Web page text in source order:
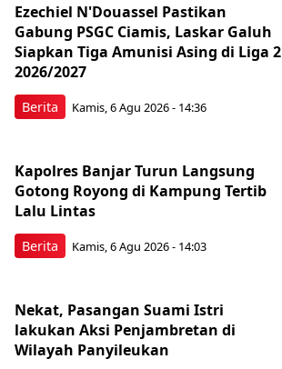
Berita
Ezechiel N'Douassel Pastikan
Gabung PSGC Ciamis, Laskar Galuh
Siapkan Tiga Amunisi Asing di Liga 2
2026/2027
Kamis, 6 Agu 2026 - 14:36
Berita
Kapolres Banjar Turun Langsung
Gotong Royong di Kampung Tertib
Lalu Lintas
Kamis, 6 Agu 2026 - 14:03
Nekat, Pasangan Suami Istri
lakukan Aksi Penjambretan di
Wilayah Panyileukan